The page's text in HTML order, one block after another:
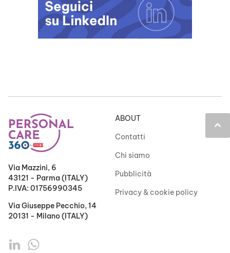
keyboard_arrow_up
Via Mazzini, 6
43121 - Parma (ITALY)
P.IVA: 01756990345
Via Giuseppe Pecchio, 14
20131 - Milano (ITALY)
ABOUT
Contatti
Chi siamo
Pubblicità
Privacy & cookie policy